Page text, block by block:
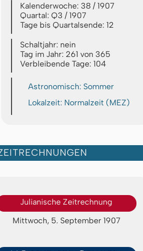
Kalenderwoche: 38 / 1907
Quartal: Q3 / 1907
Tage bis Quartalsende: 12
Schaltjahr: nein
Tag im Jahr: 261 von 365
Verbleibende Tage: 104
Astronomisch: Sommer
Lokalzeit: Normalzeit (MEZ)
Julianische Zeitrechnung
Mittwoch, 5. September 1907